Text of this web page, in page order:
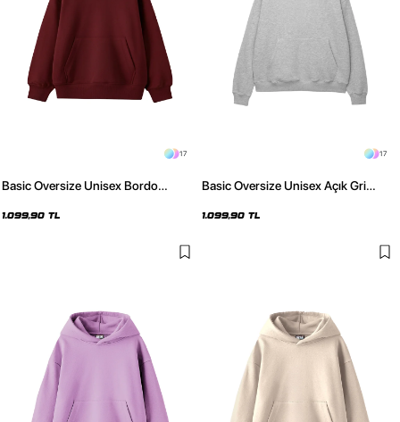
17
Basic Oversize Unisex Bordo
1.099,90 TL
17
Basic Oversize Unisex Açık Gri
1.099,90 TL